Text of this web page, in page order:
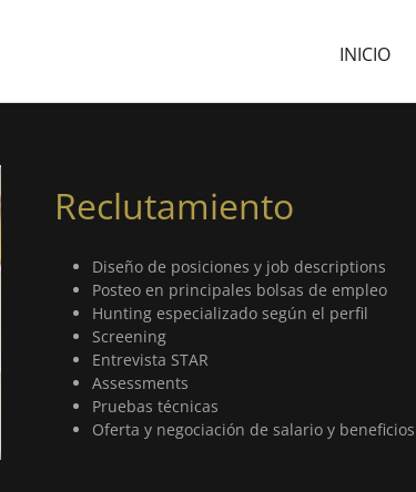
INICIO
Reclutamiento
Diseño de posiciones y job descriptions
Posteo en principales bolsas de empleo
Hunting especializado según el perfil
Screening
Entrevista STAR
Assessments
Pruebas técnicas
Oferta y negociación de salario y beneficios